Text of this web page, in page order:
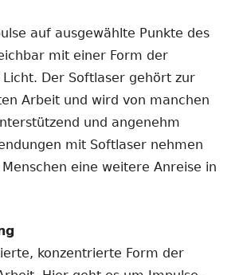
auf ausgewählte Punkte des
mit einer Form der
Der Softlaser gehört zur
Arbeit und wird von manchen
und angenehm
mit Softlaser nehmen
eine weitere Anreise in
konzentrierte Form der